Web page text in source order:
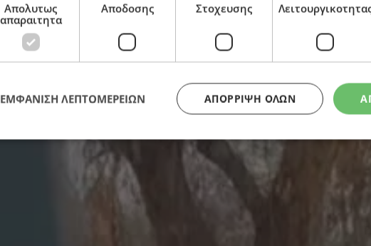
λασπόνερα δρόμοι στην Αμμόχωστο (εικόνες & βίντεο)
Απολυτως
απαραιτητα
Αποδοσης Στοχευσης
ΑΠΌΡΡΙΨΗ ΌΛΩΝ
ΕΜΦΑΝΙΣΗ ΛΕΠΤΟΜΕΡΕΙΩΝ